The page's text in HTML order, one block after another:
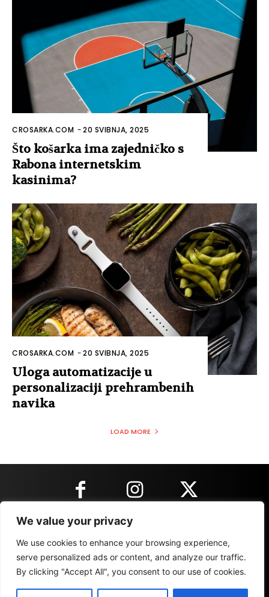
We value your privacy
We use cookies to enhance your browsing experience,
serve personalized ads or content, and analyze our traffic.
By clicking "Accept All", you consent to our use of cookies.
CROSARKA.COM -20 SVIBNJA, 2025
Što košarka ima zajedničko s
Rabona internetskim
kasinima?
CROSARKA.COM -20 SVIBNJA, 2025
Uloga automatizacije u
personalizaciji prehrambenih
navika
LOAD MORE
KONTAKT INFORMACIJE
IMPRESSUM MARKETING REZULTATI